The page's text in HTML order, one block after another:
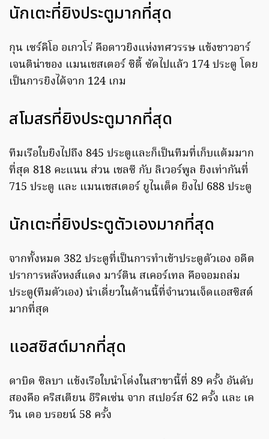
นักเตะที่ยิงประตูมากที่สุด
กุน เซร์คิโอ อเกวโร่ คือดาวยิงแห่งทศวรรษ แข้งชาวอาร์
เจนติน่าของ แมนเชสเตอร์ ซิตี้ ซัดไปแล้ว 174 ประตู โดย
เป็นการยิงได้จาก 124 เกม
สโมสรที่ยิงประตูมากที่สุด
ทีมเรือใบยิงไปถึง 845 ประตูและก็เป็นทีมที่เก็บแต้มมาก
ที่สุด 818 คะแนน ส่วน เชลซี กับ ลิเวอร์พูล ยิงเท่ากันที่
715 ประตู และ แมนเชสเตอร์ ยูไนเต็ด ยิงไป 688 ประตู
นักเตะที่ยิงประตูตัวเองมากที่สุด
จากทั้งหมด 382 ประตูที่เป็นการทำเข้าประตูตัวเอง อดีต
ปราการหลังหงส์แดง มาร์ติน สเคอร์เทล คือจอมถล่ม
ประตู(ทีมตัวเอง) นำเดี่ยวในด้านนี้ที่จำนวนเจ็ดแอสซิสต์
มากที่สุด
แอสซิสต์มากที่สุด
ดาบิด ซิลบา แข้งเรือใบนำโด่งในสาขานี้ที่ 89 ครั้ง อันดับ
สองคือ คริสเตียน อีริคเซ่น จาก สเปอร์ส 62 ครั้ง และ เค
วิน เดอ บรอยน์ 58 ครั้ง